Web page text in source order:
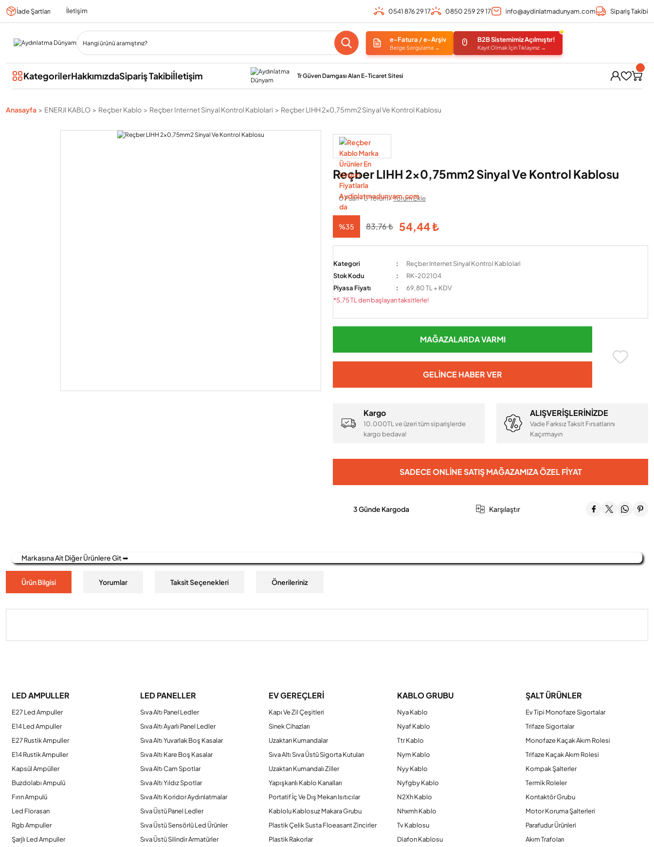
İade Şartları İletişim 0541 876 29 17 0850 259 29 17 info@aydinlatmadunyam.com Sipariş Takibi
e-Fatura / e-Arşiv
Belge Sorgulama →
B2B Sistemimiz Açılmıştır!
Kayıt Olmak İçin Tıklayınız →
KategorilerHakkımızdaSipariş Takibiİletişim Tr Güven Damgası Alan E-Ticaret Sitesi
Anasayfa ENERJI KABLO Reçber Kablo Reçber Internet Sinyal Kontrol Kablolari Reçber LIHH 2x0,75mm2 Sinyal Ve Kontrol Kablosu
Reçber LIHH 2x0,75mm2 Sinyal Ve Kontrol Kablosu
0 Puan - 0 Yorum -Yorum Ekle
%35 83,76 ₺ 54,44 ₺
Kategori
Reçber Internet Sinyal Kontrol Kablolari
Stok Kodu
RK-202104
Piyasa Fiyatı
69,80 TL + KDV
*5,75 TL den başlayan taksitlerle!
MAĞAZALARDA VARMI
GELINCE HABER VER
Kargo
10.000TL ve üzeri tüm siparişlerde
kargo bedava!
ALIŞVERİŞLERİNİZDE
Vade Farksız Taksit Fırsatlarını
Kaçırmayın
SADECE ONLINE SATIŞ MAĞAZAMIZA ÖZEL FIYAT
3 Günde Kargoda Karşılaştır
Markasına Ait Diğer Ürünlere Git ➥
Ürün Bilgisi Yorumlar Taksit Seçenekleri Önerileriniz
Bu ürüne ilk yorumu siz yapın!
Ürün resmi kalitesiz, bozuk veya görüntülenemiyor.
Ürün açıklamasında eksik bilgiler bulunuyor.
Ürün bilgilerinde hatalar bulunuyor.
Ürün fiyatı diğer sitelerden daha pahalı.
Bu ürüne benzer farklı alternatifler olmalı.
Gönder
LED AMPULLER
E27 Led Ampuller
E14 Led Ampuller
E27 Rustik Ampuller
E14 Rustik Ampuller
Kapsül Ampüller
Buzdolabı Ampulü
Fırın Ampulü
Led Florasan
Rgb Ampuller
Şarjlı Led Ampuller
LED PANELLER
Sıva Altı Panel Ledler
Sıva Altı Ayarlı Panel Ledler
Sıva Altı Yuvarlak Boş Kasalar
Sıva Altı Kare Boş Kasalar
Sıva Altı Cam Spotlar
Sıva Altı Yıldız Spotlar
Sıva Altı Koridor Aydınlatmalar
Sıva Üstü Panel Ledler
Sıva Üstü Sensörlü Led Ürünler
Sıva Üstü Silindir Armatürler
EV GEREÇLERİ
Kapı Ve Zil Çeşitleri
Sinek Cihazları
Uzaktan Kumandalar
Sıva Altı Sıva Üstü Sigorta Kutuları
Uzaktan Kumandalı Ziller
Yapışkanlı Kablo Kanalları
Portatif İç Ve Dış Mekan Isıtıcılar
Kablolu Kablosuz Makara Grubu
Plastik Çelik Susta Floeasant Zincirler
Plastik Rakorlar
KABLO GRUBU
Nya Kablo
Nyaf Kablo
Ttr Kablo
Nym Kablo
Nyy Kablo
Nyfgby Kablo
N2Xh Kablo
Nhxmh Kablo
Tv Kablosu
Diafon Kablosu
ŞALT ÜRÜNLER
Ev Tipi Monofaze Sigortalar
Trifaze Sigortalar
Monofaze Kaçak Akım Rolesi
Trifaze Kaçak Akım Rolesi
Kompak Şalterler
Termik Roleler
Kontaktör Grubu
Motor Koruma Şalterleri
Parafudur Ürünleri
Akım Trafoları